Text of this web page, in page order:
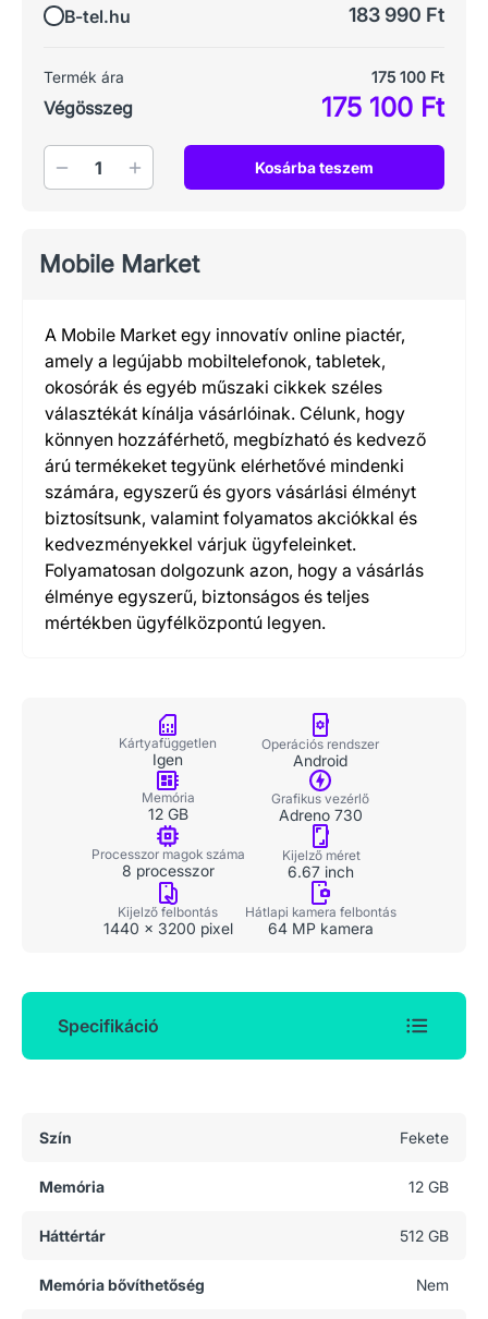
B-tel.hu 183 990 Ft
Termék ára 175 100 Ft
Végösszeg 175 100 Ft
Mennyiség Kosárba teszem
Mobile Market
A Mobile Market egy innovatív online piactér,
amely a legújabb mobiltelefonok, tabletek,
okosórák és egyéb műszaki cikkek széles
választékát kínálja vásárlóinak. Célunk, hogy
könnyen hozzáférhető, megbízható és kedvező
árú termékeket tegyünk elérhetővé mindenki
számára, egyszerű és gyors vásárlási élményt
biztosítsunk, valamint folyamatos akciókkal és
kedvezményekkel várjuk ügyfeleinket.
Folyamatosan dolgozunk azon, hogy a vásárlás
élménye egyszerű, biztonságos és teljes
mértékben ügyfélközpontú legyen.
Kártyafüggetlen
Igen
Operációs rendszer
Android
Memória
12 GB
Grafikus vezérlő
Adreno 730
Processzor magok száma
8 processzor
Kijelző méret
6.67 inch
Kijelző felbontás
1440 x 3200 pixel
Hátlapi kamera felbontás
64 MP kamera
Specifikáció
Szín Fekete
Memória 12 GB
Háttértár 512 GB
Memória bővíthetőség Nem